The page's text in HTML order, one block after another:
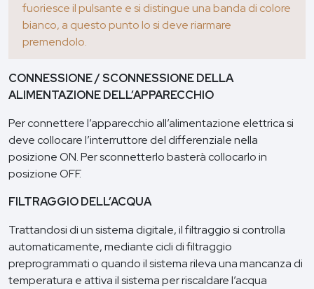
fuoriesce il pulsante e si distingue una banda di colore
bianco, a questo punto lo si deve riarmare
premendolo.
CONNESSIONE / SCONNESSIONE DELLA
ALIMENTAZIONE DELL’APPARECCHIO
Per connettere l’apparecchio all’alimentazione elettrica si
deve collocare l’interruttore del differenziale nella
posizione ON. Per sconnetterlo basterà collocarlo in
posizione OFF.
FILTRAGGIO DELL’ACQUA
Trattandosi di un sistema digitale, il filtraggio si controlla
automaticamente, mediante cicli di filtraggio
preprogrammati o quando il sistema rileva una mancanza di
temperatura e attiva il sistema per riscaldare l’acqua